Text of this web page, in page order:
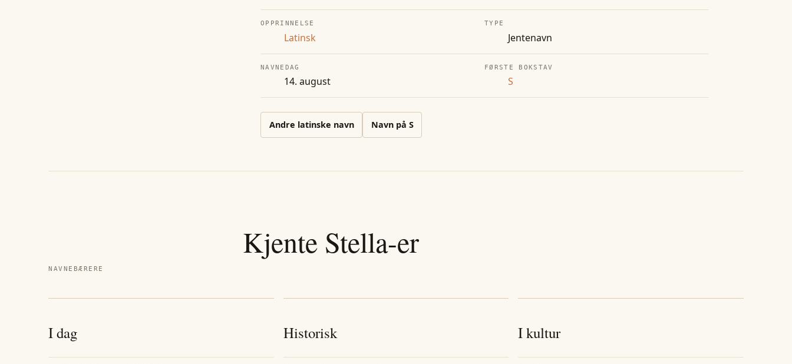
OPPRINNELSE
Latinsk
TYPE
Jentenavn
NAVNEDAG
14. august
FØRSTE BOKSTAV
S
Andre latinske navn Navn på S
NAVNEBÆRERE
Kjente Stella-er
I dag Historisk I kultur